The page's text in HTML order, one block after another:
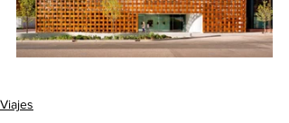
Viajes